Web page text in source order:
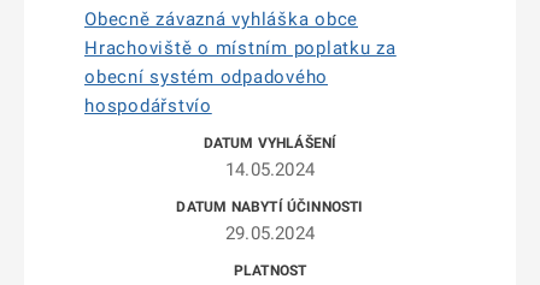
Obecně závazná vyhláška obce
Hrachoviště o místním poplatku za
obecní systém odpadového
hospodářstvío
14.05.2024
29.05.2024